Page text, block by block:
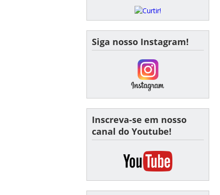
Siga nosso Instagram!
Inscreva-se em nosso
canal do Youtube!